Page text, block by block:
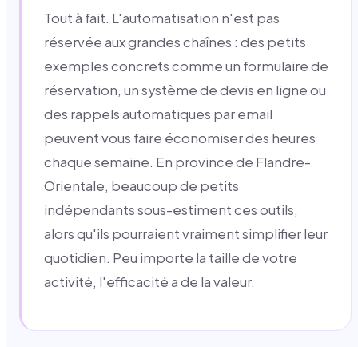
Tout à fait. L'automatisation n'est pas
réservée aux grandes chaînes : des petits
exemples concrets comme un formulaire de
réservation, un système de devis en ligne ou
des rappels automatiques par email
peuvent vous faire économiser des heures
chaque semaine. En province de Flandre-
Orientale, beaucoup de petits
indépendants sous-estiment ces outils,
alors qu'ils pourraient vraiment simplifier leur
quotidien. Peu importe la taille de votre
activité, l'efficacité a de la valeur.